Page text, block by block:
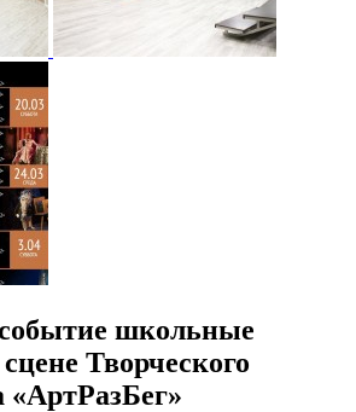
школьные
Творческого
«АртРазБег»